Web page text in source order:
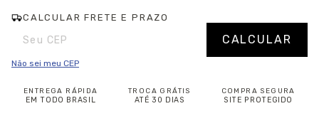
CALCULAR FRETE E PRAZO
Entregas para o CEP: Alterar CEP
CALCULAR
Não sei meu CEP
ENTREGA RÁPIDA
EM TODO BRASIL
TROCA GRÁTIS
ATÉ 30 DIAS
COMPRA SEGURA
SITE PROTEGIDO